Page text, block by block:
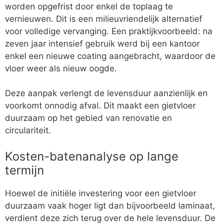
worden opgefrist door enkel de toplaag te
vernieuwen. Dit is een milieuvriendelijk alternatief
voor volledige vervanging. Een praktijkvoorbeeld: na
zeven jaar intensief gebruik werd bij een kantoor
enkel een nieuwe coating aangebracht, waardoor de
vloer weer als nieuw oogde.
Deze aanpak verlengt de levensduur aanzienlijk en
voorkomt onnodig afval. Dit maakt een gietvloer
duurzaam op het gebied van renovatie en
circulariteit.
Kosten-batenanalyse op lange
termijn
Hoewel de initiële investering voor een gietvloer
duurzaam vaak hoger ligt dan bijvoorbeeld laminaat,
verdient deze zich terug over de hele levensduur. De